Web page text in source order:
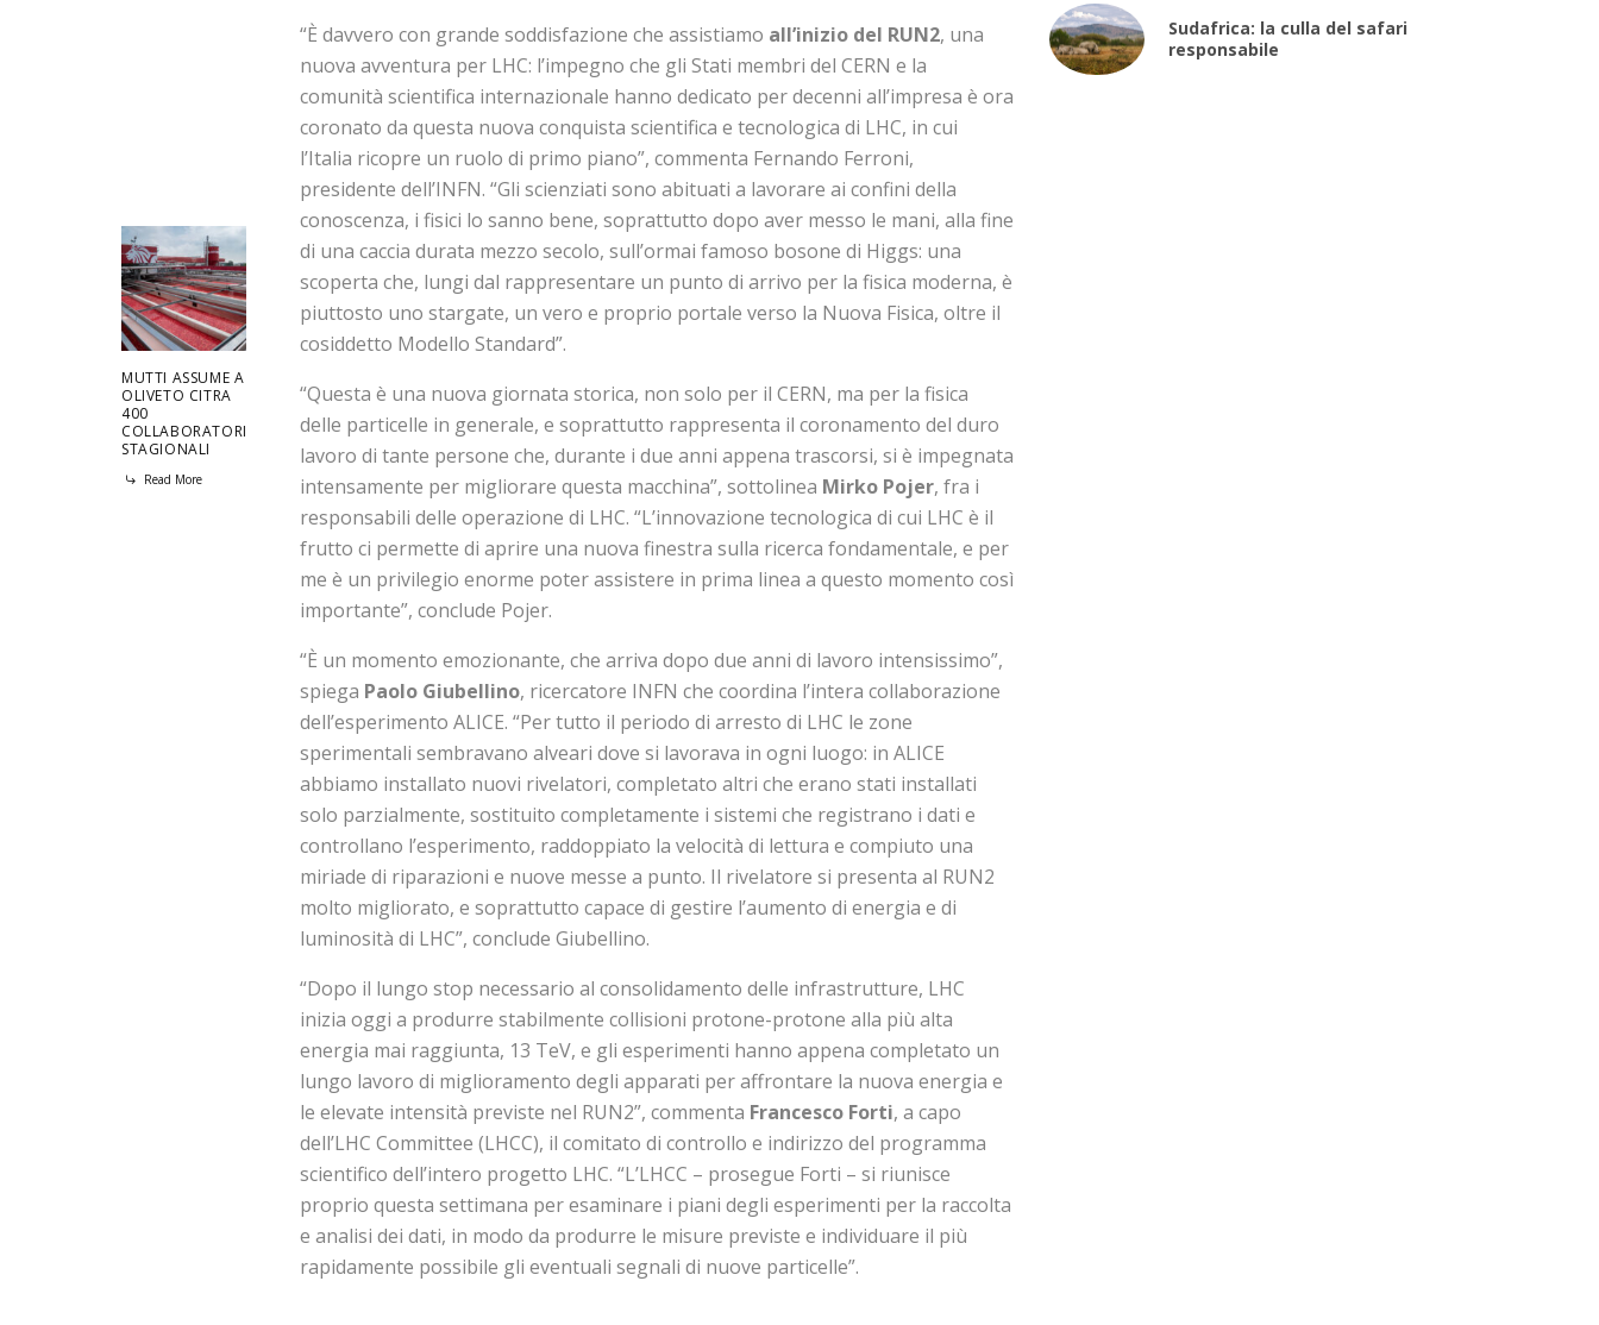
MUTTI ASSUME A
OLIVETO CITRA
400
COLLABORATORI
STAGIONALI
Read More
“È davvero con grande soddisfazione che assistiamo all’inizio del RUN2, una
nuova avventura per LHC: l’impegno che gli Stati membri del CERN e la
comunità scientifica internazionale hanno dedicato per decenni all’impresa è ora
coronato da questa nuova conquista scientifica e tecnologica di LHC, in cui
l’Italia ricopre un ruolo di primo piano”, commenta Fernando Ferroni,
presidente dell’INFN. “Gli scienziati sono abituati a lavorare ai confini della
conoscenza, i fisici lo sanno bene, soprattutto dopo aver messo le mani, alla fine
di una caccia durata mezzo secolo, sull’ormai famoso bosone di Higgs: una
scoperta che, lungi dal rappresentare un punto di arrivo per la fisica moderna, è
piuttosto uno stargate, un vero e proprio portale verso la Nuova Fisica, oltre il
cosiddetto Modello Standard”.
“Questa è una nuova giornata storica, non solo per il CERN, ma per la fisica
delle particelle in generale, e soprattutto rappresenta il coronamento del duro
lavoro di tante persone che, durante i due anni appena trascorsi, si è impegnata
intensamente per migliorare questa macchina”, sottolinea Mirko Pojer, fra i
responsabili delle operazione di LHC. “L’innovazione tecnologica di cui LHC è il
frutto ci permette di aprire una nuova finestra sulla ricerca fondamentale, e per
me è un privilegio enorme poter assistere in prima linea a questo momento così
importante”, conclude Pojer.
“È un momento emozionante, che arriva dopo due anni di lavoro intensissimo”,
spiega Paolo Giubellino, ricercatore INFN che coordina l’intera collaborazione
dell’esperimento ALICE. “Per tutto il periodo di arresto di LHC le zone
sperimentali sembravano alveari dove si lavorava in ogni luogo: in ALICE
abbiamo installato nuovi rivelatori, completato altri che erano stati installati
solo parzialmente, sostituito completamente i sistemi che registrano i dati e
controllano l’esperimento, raddoppiato la velocità di lettura e compiuto una
miriade di riparazioni e nuove messe a punto. Il rivelatore si presenta al RUN2
molto migliorato, e soprattutto capace di gestire l’aumento di energia e di
luminosità di LHC”, conclude Giubellino.
“Dopo il lungo stop necessario al consolidamento delle infrastrutture, LHC
inizia oggi a produrre stabilmente collisioni protone-protone alla più alta
energia mai raggiunta, 13 TeV, e gli esperimenti hanno appena completato un
lungo lavoro di miglioramento degli apparati per affrontare la nuova energia e
le elevate intensità previste nel RUN2”, commenta Francesco Forti, a capo
dell’LHC Committee (LHCC), il comitato di controllo e indirizzo del programma
scientifico dell’intero progetto LHC. “L’LHCC – prosegue Forti – si riunisce
proprio questa settimana per esaminare i piani degli esperimenti per la raccolta
e analisi dei dati, in modo da produrre le misure previste e individuare il più
rapidamente possibile gli eventuali segnali di nuove particelle”.
Sudafrica: la culla del safari
responsabile